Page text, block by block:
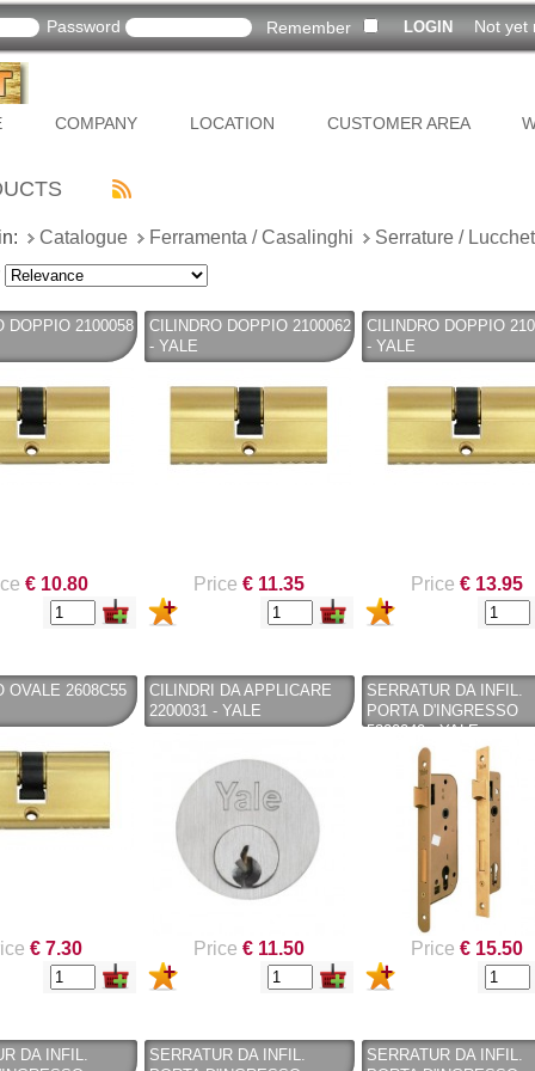
Password Remember Not yet
COMPANY LOCATION CUSTOMER AREA
Catalogue Ferramenta / Casalinghi
Serrature /
DOPPIO 2100058
€ 10.80
CILINDRO DOPPIO 2100062
- YALE
Price € 11.35
CILINDRO DOPPIO
- YALE
Price € 13.95
OVALE 2608C55
€ 7.30
CILINDRI DA APPLICARE
2200031 - YALE
Price € 11.50
SERRATUR DA INFIL.
PORTA D'INGRESSO
5200040 - YALE
Price € 15.50
DA INFIL.
SERRATUR DA INFIL.
SERRATUR DA INFIL.